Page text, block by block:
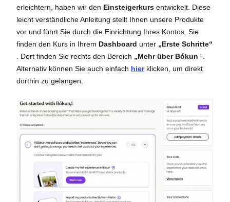
erleichtern, haben wir den Einsteigerkurs entwickelt. Diese
leicht verständliche Anleitung stellt Ihnen unsere Produkte
vor und führt Sie durch die Einrichtung Ihres Kontos. Sie
finden den Kurs in Ihrem Dashboard unter „Erste Schritte“
. Dort finden Sie rechts den Bereich „Mehr über Bókun “.
Alternativ können Sie auch einfach hierklicken, um direkt
dorthin zu gelangen.